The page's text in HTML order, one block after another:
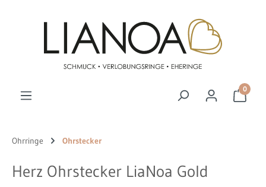
0
Ohrringe Ohrstecker
Herz Ohrstecker LiaNoa Gold